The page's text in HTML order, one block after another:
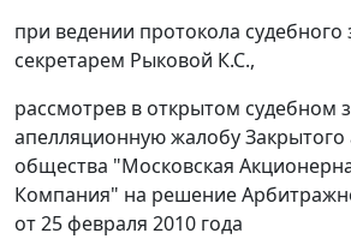
при ведении протокола судебного
секретарем Рыковой К.С.,
рассмотрев в открытом судебном
апелляционную жалобу Закрытого
общества "Московская
Компания" на решение
от 25 февраля 2010 года